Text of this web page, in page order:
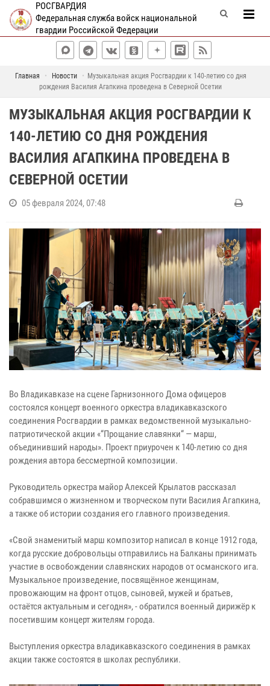
РОСГВАРДИЯ
Федеральная служба войск национальной
гвардии Российской Федерации
Главная Новости
Музыкальная акция Росгвардии к 140-летию со дня
рождения Василия Агапкина проведена в Северной Осетии
МУЗЫКАЛЬНАЯ АКЦИЯ РОСГВАРДИИ К
140-ЛЕТИЮ СО ДНЯ РОЖДЕНИЯ
ВАСИЛИЯ АГАПКИНА ПРОВЕДЕНА В
СЕВЕРНОЙ ОСЕТИИ
05 февраля 2024, 07:48
Во Владикавказе на сцене Гарнизонного Дома офицеров
состоялся концерт военного оркестра владикавказского
соединения Росгвардии в рамках ведомственной музыкально-
патриотической акции «“Прощание славянки“ — марш,
объединивший народы». Проект приурочен к 140-летию со дня
рождения автора бессмертной композиции.
Руководитель оркестра майор Алексей Крылатов рассказал
собравшимся о жизненном и творческом пути Василия Агапкина,
а также об истории создания его главного произведения.
«Свой знаменитый марш композитор написал в конце 1912 года,
когда русские добровольцы отправились на Балканы принимать
участие в освобождении славянских народов от османского ига.
Музыкальное произведение, посвящённое женщинам,
провожающим на фронт отцов, сыновей, мужей и братьев,
остаётся актуальным и сегодня», - обратился военный дирижёр к
посетившим концерт жителям города.
Выступления оркестра владикавказского соединения в рамках
акции также состоятся в школах республики.